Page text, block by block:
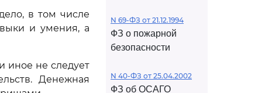
в том числе
и умения, а
иное не следует
Денежная
N 69-ФЗ от 21.12.1994
ФЗ о пожарной
безопасности
N 40-ФЗ от 25.04.2002
ФЗ об ОСАГО